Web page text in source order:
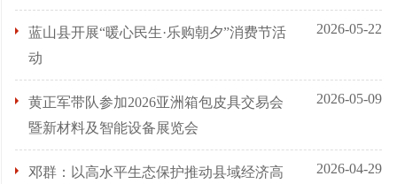
蓝山县开展“暖心民生·乐购朝夕”消费节活
动
2026-05-22
黄正军带队参加2026亚洲箱包皮具交易会
暨新材料及智能设备展览会
2026-05-09
邓群：以高水平生态保护推动县域经济高
2026-04-29